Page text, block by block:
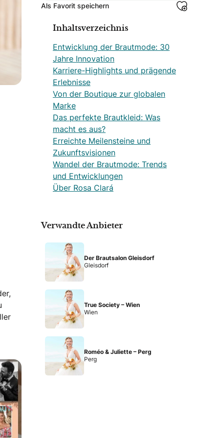
Als Favorit speichern
Inhaltsverzeichnis
Entwicklung der Brautmode: 30
Jahre Innovation
Karriere-Highlights und prägende
Erlebnisse
Von der Boutique zur globalen
Marke
Das perfekte Brautkleid: Was
macht es aus?
Erreichte Meilensteine und
Zukunftsvisionen
Wandel der Brautmode: Trends
und Entwicklungen
Über Rosa Clará
Verwandte Anbieter
Der Brautsalon Gleisdorf
Gleisdorf
True Society – Wien
Wien
Roméo & Juliette – Perg
Perg